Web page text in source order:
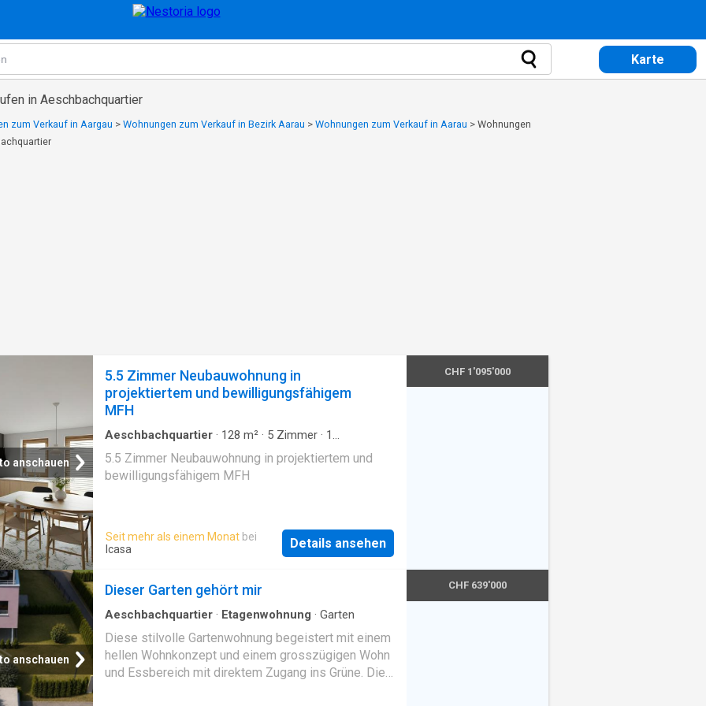
Karte
in Aeschbachquartier
zum Verkauf in Aargau > Wohnungen zum Verkauf in Bezirk Aarau > Wohnungen zum Verkauf in Aarau > Wohnungen
anschauen
5.5 Zimmer Neubauwohnung in
projektiertem und bewilligungsfähigem
MFH
Aeschbachquartier · 128 m² · 5 Zimmer · 1
5.5 Zimmer Neubauwohnung in projektiertem und
bewilligungsfähigem MFH
Seit mehr als einem Monat bei
Icasa
Details ansehen
CHF 1'095'000
anschauen
Dieser Garten gehört mir
Aeschbachquartier · Etagenwohnung · Garten
Diese stilvolle Gartenwohnung begeistert mit einem
hellen Wohnkonzept und einem grosszügigen Wohn
und Essbereich mit direktem Zugang ins Grüne. Die
CHF 639'000